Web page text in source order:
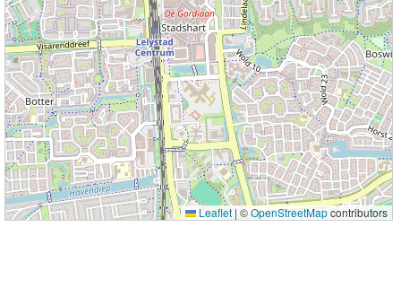
Leaflet | ©OpenStreetMapcontributors